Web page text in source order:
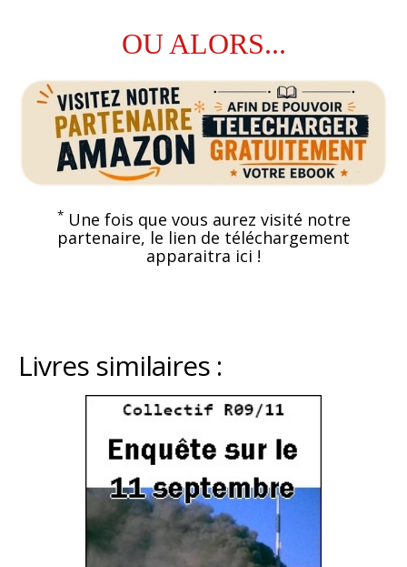
OU ALORS...
*Une fois que vous aurez visité notre
partenaire, le lien de téléchargement
apparaitra ici !
Livres similaires :